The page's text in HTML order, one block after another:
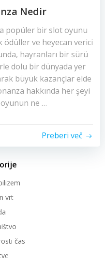
Nedir
popüler bir slot oyunu
ödüller ve heyecan verici
hayranları bir sürü
dolu bir dünyada yer
büyük kazançlar elde
hakkında her şeyi
ne …
Preberi več
vrt
čas